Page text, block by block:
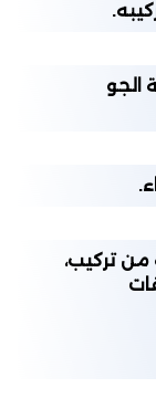
الجو
تركيب،